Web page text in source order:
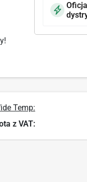
Temp:
z VAT: